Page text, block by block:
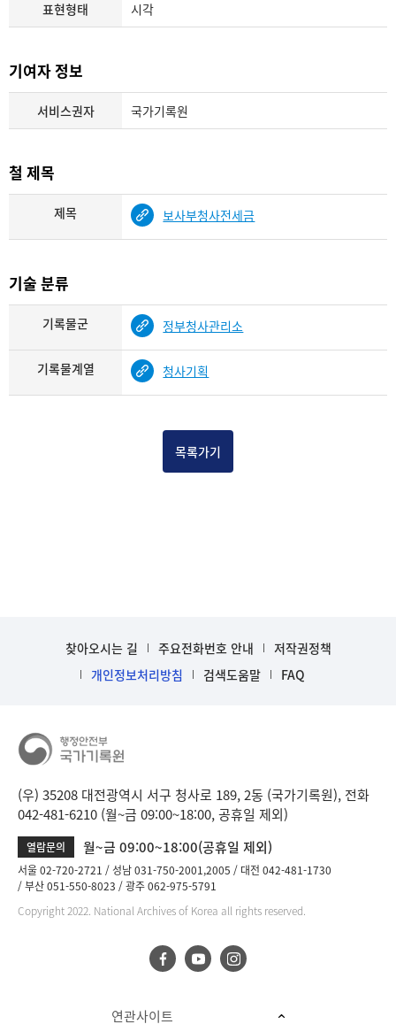
표현형태 시각
기여자 정보
서비스권자 국가기록원
철 제목
제목 보사부청사전세금
기술 분류
기록물군 정부청사관리소
기록물계열 청사기획
목록가기
찾아오시는 길 주요전화번호 안내
저작권정책
개인정보처리방침
검색도움말 FAQ
(우) 35208 대전광역시 서구 청사로 189, 2동 (국가기록원), 전화
042-481-6210 (월~금 09:00~18:00, 공휴일 제외)
열람문의 월~금 09:00~18:00(공휴일 제외)
서울 02-720-2721 성남 031-750-2001,2005
대전 042-481-1730
부산 051-550-8023
광주 062-975-5791
Copyright 2022. National Archives of Korea all rights reserved.
연관사이트